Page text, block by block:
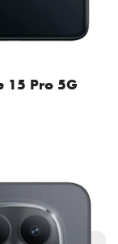
15 Pro 5G